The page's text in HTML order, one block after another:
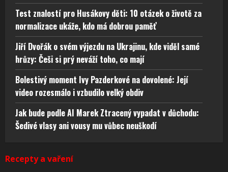
Test znalostí pro Husákovy děti: 10 otázek o životě za
normalizace ukáže, kdo má dobrou paměť
Jiří Dvořák o svém výjezdu na Ukrajinu, kde viděl samé
hrůzy: Češi si prý neváží toho, co mají
Bolestivý moment Ivy Pazderkové na dovolené: Její
video rozesmálo i vzbudilo velký obdiv
Jak bude podle AI Marek Ztracený vypadat v důchodu:
Šedivé vlasy ani vousy mu vůbec neuškodí
Recepty a vaření